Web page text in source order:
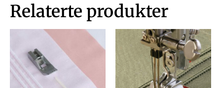
Relaterte produkter